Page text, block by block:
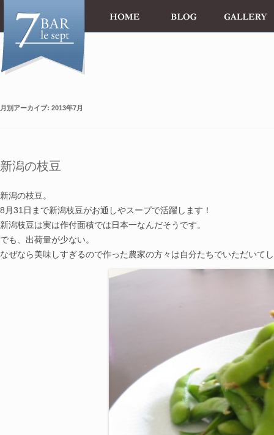
月別アーカイブ: 2013年7月
新潟の枝豆
新潟の枝豆。
8月31日まで新潟枝豆がお通しやスープで活躍します！
新潟枝豆は実は作付面積では日本一なんだそうです。
でも、出荷量が少ない。
なぜなら美味しすぎるので作った農家の方々は自分たちでいただいて